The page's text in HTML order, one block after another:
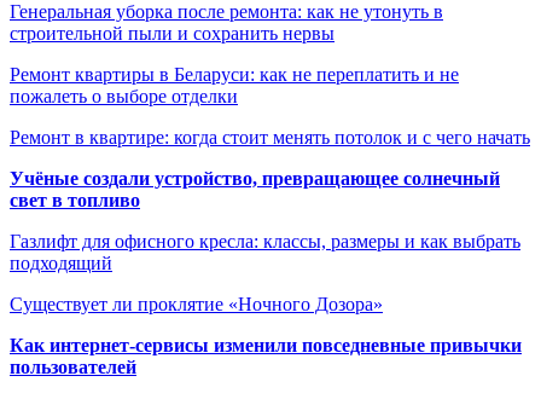
Генеральная уборка после ремонта: как не утонуть в
строительной пыли и сохранить нервы
Ремонт квартиры в Беларуси: как не переплатить и не
пожалеть о выборе отделки
Ремонт в квартире: когда стоит менять потолок и с чего начать
Учёные создали устройство, превращающее солнечный
свет в топливо
Газлифт для офисного кресла: классы, размеры и как выбрать
подходящий
Существует ли проклятие «Ночного Дозора»
Как интернет-сервисы изменили повседневные привычки
пользователей